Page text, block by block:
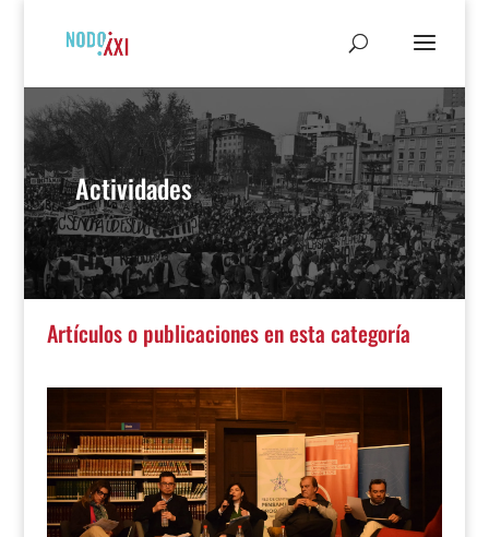
Actividades
Artículos o publicaciones en esta categoría